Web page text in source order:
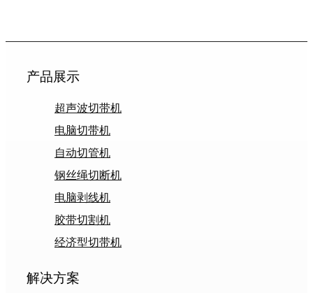
产品展示
超声波切带机
电脑切带机
自动切管机
钢丝绳切断机
电脑剥线机
胶带切割机
经济型切带机
解决方案